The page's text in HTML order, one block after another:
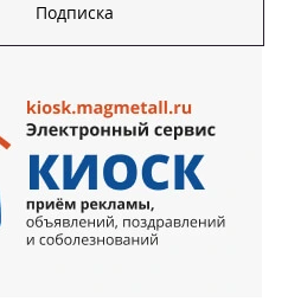
Подписка